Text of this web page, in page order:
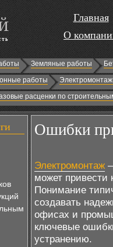
Главная
О
Земляные работы
работы
расценки по
Ошибки
Электромонтаж
может привести
Понимание
создавать
офисах и
ключевые
устранению.